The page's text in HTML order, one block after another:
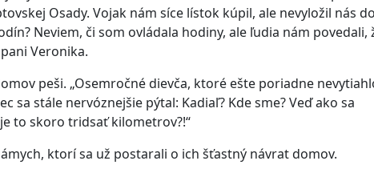
Osady. Vojak nám síce lístok kúpil, ale nevyložil nás do
Neviem, či som ovládala hodiny, ale ľudia nám povedali,
Veronika.
peši. „Osemročné dievča, ktoré ešte poriadne
sa stále nervóznejšie pýtal: Kadiaľ? Kde sme? Veď ako sa
to skoro tridsať kilometrov?!“
ktorí sa už postarali o ich šťastný návrat domov.